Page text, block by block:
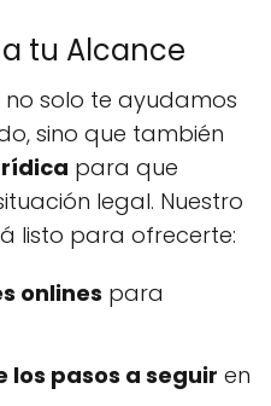
tu Alcance
no solo te ayudamos
sino que también
para que
legal. Nuestro
listo para ofrecerte:
onlines para
los pasos a seguir en